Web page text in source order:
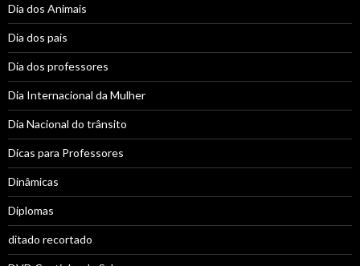
Dia dos Animais
Dia dos pais
Dia dos professores
Dia Internacional da Mulher
Dia Nacional do trânsito
Dicas para Professores
Dinâmicas
Diplomas
ditado recortado